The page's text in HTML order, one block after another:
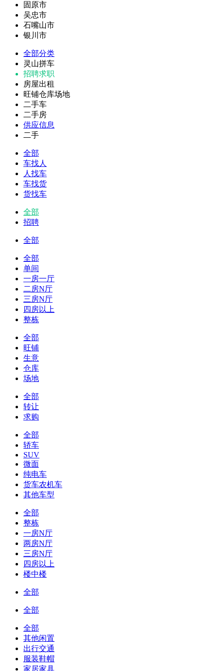
固原市
吴忠市
石嘴山市
银川市
全部分类
灵山拼车
招聘求职
房屋出租
旺铺仓库场地
二手车
二手房
供应信息
二手
全部
车找人
人找车
车找货
货找车
全部
招聘
全部
全部
单间
一房一厅
二房N厅
三房N厅
四房以上
整栋
全部
旺铺
生意
仓库
场地
全部
转让
求购
全部
轿车
SUV
微面
纯电车
货车农机车
其他车型
全部
整栋
一房N厅
两房N厅
三房N厅
四房以上
楼中楼
全部
全部
全部
其他闲置
出行交通
服装鞋帽
家居家具